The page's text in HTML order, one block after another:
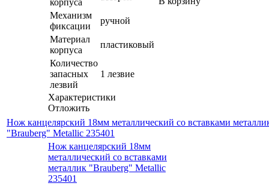
Механизм
фиксации
ручной
Материал
корпуса
пластиковый
Количество
запасных
лезвий
1 лезвие
Характеристики
Отложить
Нож канцелярский 18мм металлический со вставками
"Brauberg" Metallic 235401
Нож канцелярский 18мм
металлический со вставками
металлик "Brauberg" Metallic
235401